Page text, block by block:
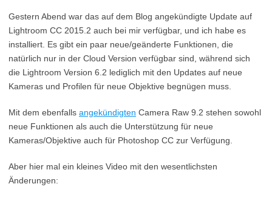
Gestern Abend war das auf dem Blog angekündigte Update auf
Lightroom CC 2015.2 auch bei mir verfügbar, und ich habe es
installiert. Es gibt ein paar neue/geänderte Funktionen, die
natürlich nur in der Cloud Version verfügbar sind, während sich
die Lightroom Version 6.2 lediglich mit den Updates auf neue
Kameras und Profilen für neue Objektive begnügen muss.
Mit dem ebenfalls angekündigten Camera Raw 9.2 stehen sowohl
neue Funktionen als auch die Unterstützung für neue
Kameras/Objektive auch für Photoshop CC zur Verfügung.
Aber hier mal ein kleines Video mit den wesentlichsten
Änderungen: